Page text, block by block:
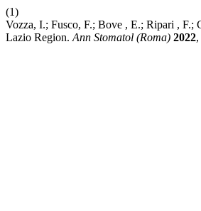
(1)
Vozza, I.; Fusco, F.; Bove , E.; Ripari , F.;
Lazio Region. Ann Stomatol (Roma) 2022,